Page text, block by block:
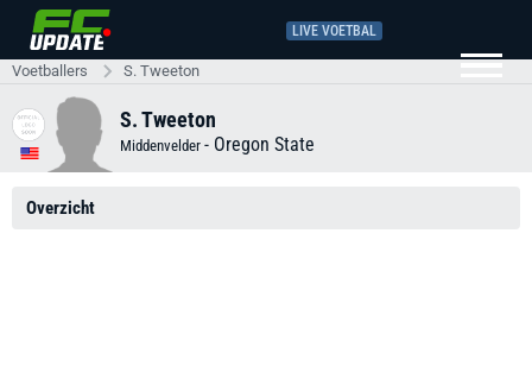
LIVE VOETBAL
Voetballers S. Tweeton
S. Tweeton
Middenvelder - Oregon State
Overzicht